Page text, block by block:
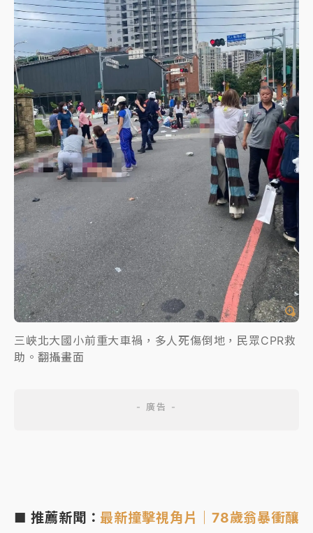
三峽北大國小前重大車禍，多人死傷倒地，民眾CPR救
助。翻攝畫面
■ 推薦新聞： 最新撞擊視角片｜78歲翁暴衝釀